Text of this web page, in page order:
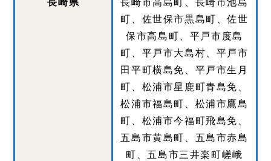
長崎県
長崎市高島町、長崎市池島
町、佐世保市黒島町、佐世
保市高島町、平戸市度島
町、平戸市大島村、平戸市
田平町横島免、平戸市生月
町、松浦市星鹿町青島免、
松浦市福島町、松浦市鷹島
町、松浦市今福町飛島免、
五島市黄島町、五島市赤島
町、五島市三井楽町嵯峨